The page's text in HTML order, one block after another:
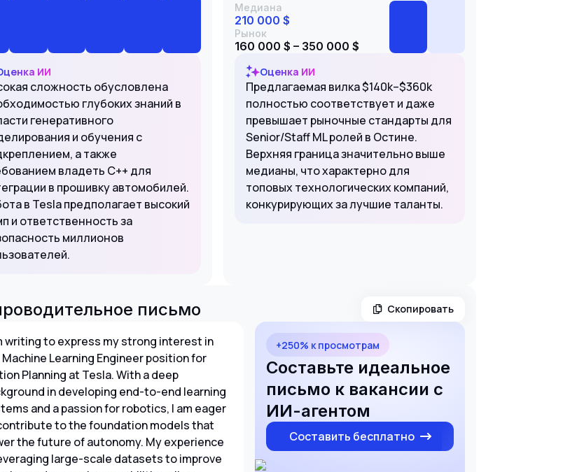
ИИ
сложность обусловлена
глубоких знаний в
генеративного
и обучения с
а также
владеть C++ для
в прошивку автомобилей.
в Tesla предполагает высокий
и ответственность за
миллионов
Медиана
210 000 $
Рынок
160 000 $ – 350 000 $
Оценка ИИ
Предлагаемая вилка $140k–$360k
полностью соответствует и даже
превышает рыночные стандарты для
Senior/Staff ML ролей в Остине.
Верхняя граница значительно выше
медианы, что характерно для
топовых технологических компаний,
конкурирующих за лучшие таланты.
письмо Скопировать
writing to express my strong interest in
Learning Engineer position for
Planning at Tesla. With a deep
in developing end-to-end learning
and a passion for robotics, I am eager
to the foundation models that
the future of autonomy. My experience
large-scale datasets to improve
+250% к просмотрам
Составьте идеальное
письмо к вакансии с
ИИ-агентом
Составить бесплатно